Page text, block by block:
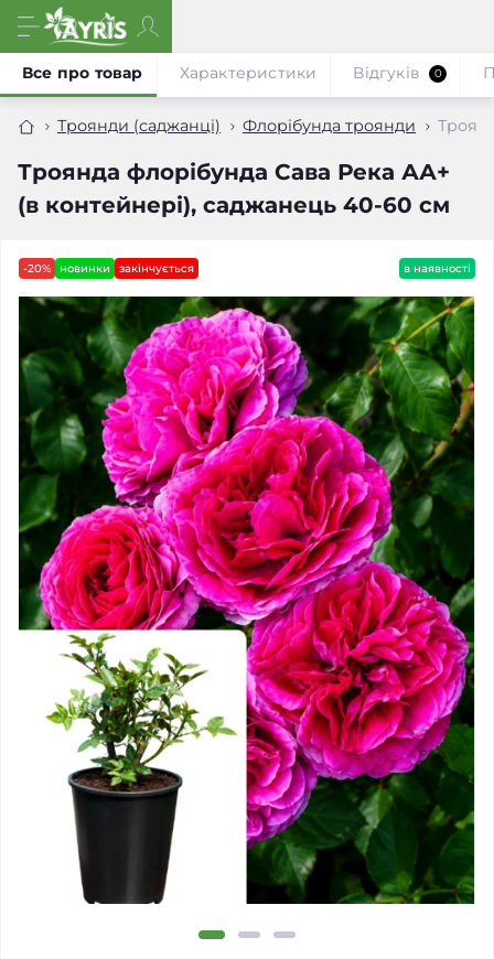
Троянди (саджанці) Флорібунда троянди
Троянда флорібунда Сава Река АА+
(в контейнері), саджанець 40-60 см
Все про товар Характеристики Відгуків 0
-20% новинки закінчується в наявності